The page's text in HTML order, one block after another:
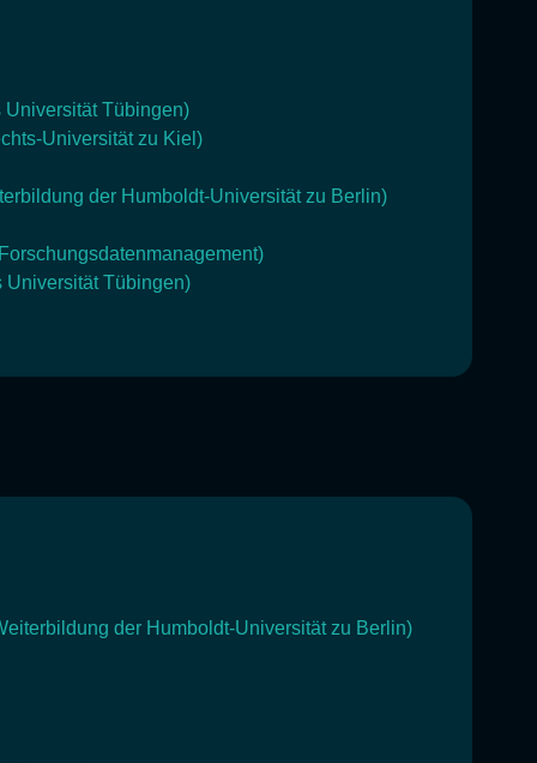
Universität Tübingen)
Universität zu Kiel)
der Humboldt-Universität zu Berlin)
Universität Tübingen)
der Humboldt-Universität zu Berlin)